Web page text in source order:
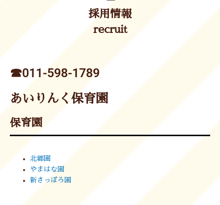
採用情報
recruit
☎︎011-598-1789
あいりんく保育園
保育園
北郷園
やまはな園
新さっぽろ園